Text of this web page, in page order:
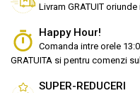
Livram GRATUIT
Happy Hour!
Comanda intre orele
GRATUITA si pentru comenzi
SUPER-REDUCERI